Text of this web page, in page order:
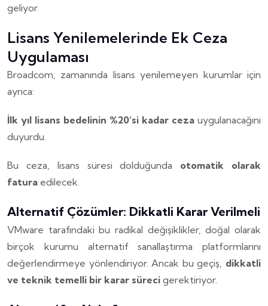
geliyor.
Lisans Yenilemelerinde Ek Ceza
Uygulaması
Broadcom, zamanında lisans yenilemeyen kurumlar için
ayrıca:
İlk yıl lisans bedelinin %20’si kadar ceza uygulanacağını
duyurdu.
Bu ceza, lisans süresi dolduğunda otomatik olarak
fatura edilecek.
Alternatif Çözümler: Dikkatli Karar Verilmeli
VMware tarafındaki bu radikal değişiklikler, doğal olarak
birçok kurumu alternatif sanallaştırma platformlarını
değerlendirmeye yönlendiriyor. Ancak bu geçiş, dikkatli
ve teknik temelli bir karar süreci gerektiriyor.